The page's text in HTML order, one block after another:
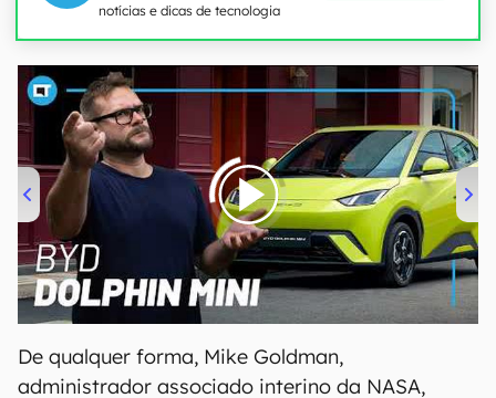
notícias e dicas de tecnologia
00:00/04:07
De qualquer forma, Mike Goldman,
administrador associado interino da NASA,